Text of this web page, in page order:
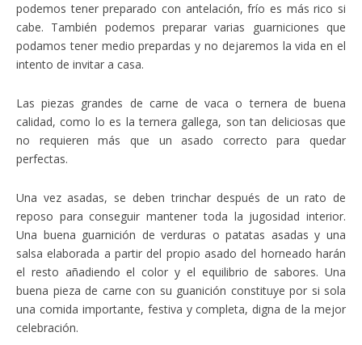
podemos tener preparado con antelación, frío es más rico si
cabe. También podemos preparar varias guarniciones que
podamos tener medio prepardas y no dejaremos la vida en el
intento de invitar a casa.
Las piezas grandes de carne de vaca o ternera de buena
calidad, como lo es la ternera gallega, son tan deliciosas que
no requieren más que un asado correcto para quedar
perfectas.
Una vez asadas, se deben trinchar después de un rato de
reposo para conseguir mantener toda la jugosidad interior.
Una buena guarnición de verduras o patatas asadas y una
salsa elaborada a partir del propio asado del horneado harán
el resto añadiendo el color y el equilibrio de sabores. Una
buena pieza de carne con su guanición constituye por si sola
una comida importante, festiva y completa, digna de la mejor
celebración.